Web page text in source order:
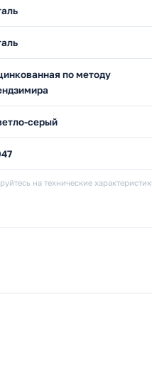
по методу
серый
на технические